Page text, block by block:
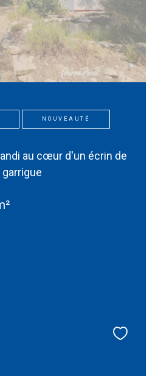
NOUVEAUTÉ
au cœur d'un écrin de
garrigue